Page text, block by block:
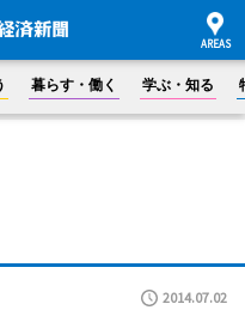
暮らす・働く 学ぶ・知る
2014.07.02